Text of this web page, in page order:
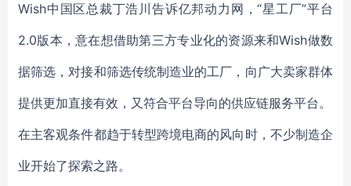
Wish中国区总裁丁浩川告诉亿邦动力网，“星工厂”平台
2.0版本，意在想借助第三方专业化的资源来和Wish做数
据筛选，对接和筛选传统制造业的工厂，向广大卖家群体
提供更加直接有效，又符合平台导向的供应链服务平台。
在主客观条件都趋于转型跨境电商的风向时，不少制造企
业开始了探索之路。